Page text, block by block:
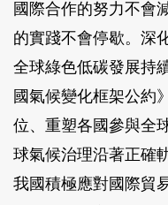
國際合作的努力不會
的實踐不會停歇。深
全球綠色低碳發展持
國氣候變化框架公約
位、重塑各國參與全
球氣候治理沿著正確
我國積極應對國際貿